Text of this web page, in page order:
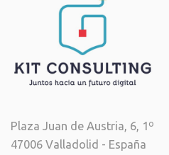
Plaza Juan de Austria, 6, 1º
47006 Valladolid - España